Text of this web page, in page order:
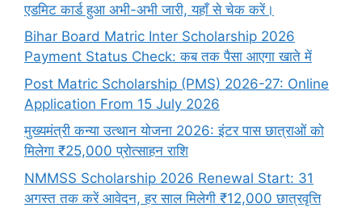
एडमिट कार्ड हुआ अभी-अभी जारी, यहाँ से चेक करें।
Bihar Board Matric Inter Scholarship 2026
Payment Status Check: कब तक पैसा आएगा खाते में
Post Matric Scholarship (PMS) 2026-27: Online
Application From 15 July 2026
मुख्यमंत्री कन्या उत्थान योजना 2026: इंटर पास छात्राओं को
मिलेगा ₹25,000 प्रोत्साहन राशि
NMMSS Scholarship 2026 Renewal Start: 31
अगस्त तक करें आवेदन, हर साल मिलेगी ₹12,000 छात्रवृत्ति